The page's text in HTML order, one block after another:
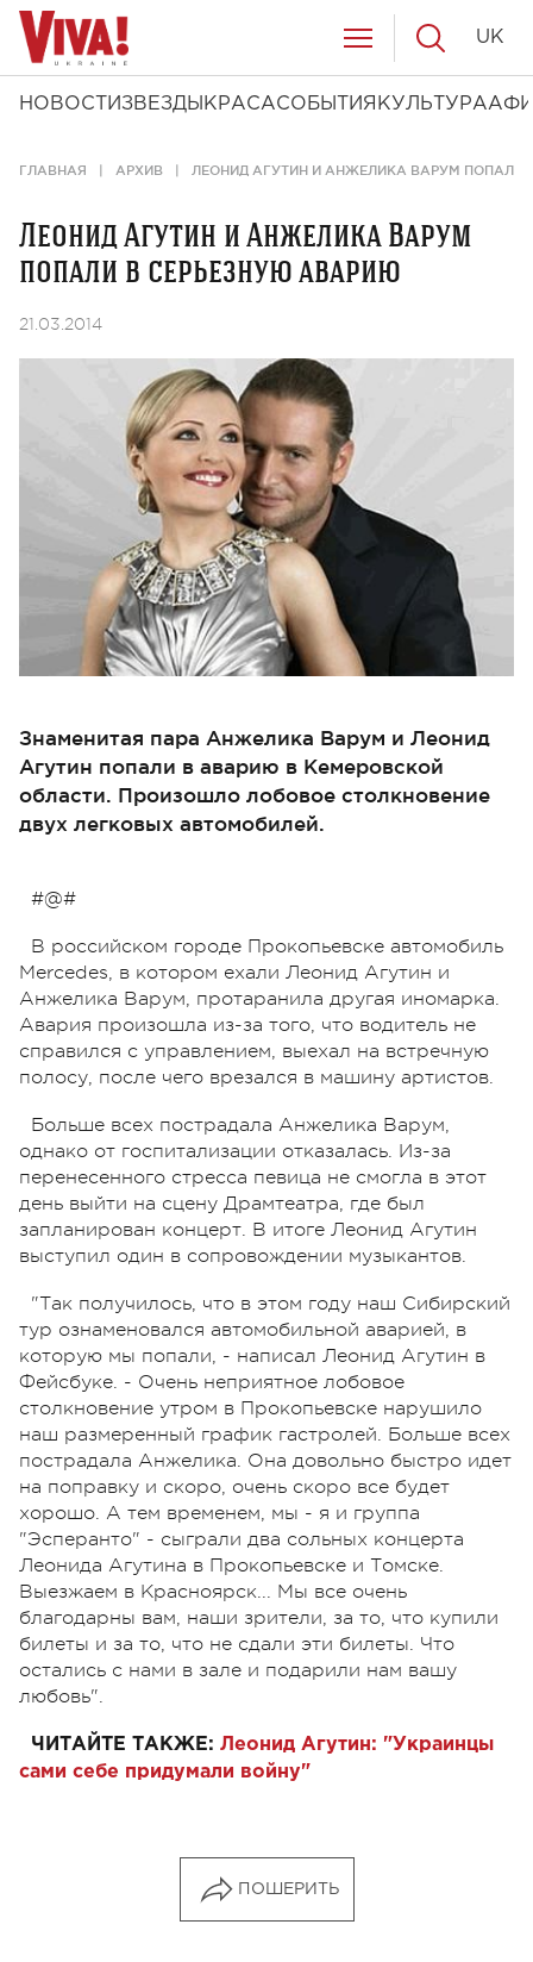
НОВОСТИ ЗВЕЗДЫ КРАСАСОБЫТИЯ КУЛЬТУРА
UK
ГЛАВНАЯ АРХИВ ЛЕОНИД АГУТИН И АНЖЕЛИКА ВАРУМ ПОПАЛИ
Леонид Агутин и Анжелика Варум
попали в серьезную аварию
21.03.2014
Знаменитая пара Анжелика Варум и Леонид
Агутин попали в аварию в Кемеровской
области. Произошло лобовое столкновение
двух легковых автомобилей.
#@#
В российском городе Прокопьевске автомобиль
Mercedes, в котором ехали Леонид Агутин и
Анжелика Варум, протаранила другая иномарка.
Авария произошла из-за того, что водитель не
справился с управлением, выехал на встречную
полосу, после чего врезался в машину артистов.
Больше всех пострадала Анжелика Варум,
однако от госпитализации отказалась. Из-за
перенесенного стресса певица не смогла в этот
день выйти на сцену Драмтеатра, где был
запланирован концерт. В итоге Леонид Агутин
выступил один в сопровождении музыкантов.
"Так получилось, что в этом году наш Сибирский
тур ознаменовался автомобильной аварией, в
которую мы попали, - написал Леонид Агутин в
Фейсбуке. - Очень неприятное лобовое
столкновение утром в Прокопьевске нарушило
наш размеренный график гастролей. Больше всех
пострадала Анжелика. Она довольно быстро идет
на поправку и скоро, очень скоро все будет
хорошо. А тем временем, мы - я и группа
"Эсперанто" - сыграли два сольных концерта
Леонида Агутина в Прокопьевске и Томске.
Выезжаем в Красноярск... Мы все очень
благодарны вам, наши зрители, за то, что купили
билеты и за то, что не сдали эти билеты. Что
остались с нами в зале и подарили нам вашу
любовь".
ЧИТАЙТЕ ТАКЖЕ: Леонид Агутин: "Украинцы
сами себе придумали войну"
ПОШЕРИТЬ